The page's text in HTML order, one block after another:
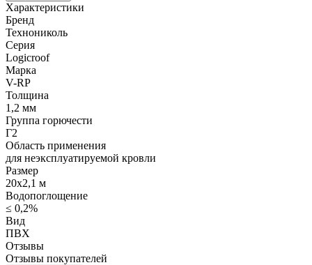
Характеристики
Бренд
Технониколь
Серия
Logicroof
Марка
V-RP
Толщина
1,2 мм
Группа горючести
Г2
Область применения
для неэксплуатируемой кровли
Размер
20х2,1 м
Водопоглощение
≤ 0,2%
Вид
ПВХ
Отзывы
Отзывы покупателей